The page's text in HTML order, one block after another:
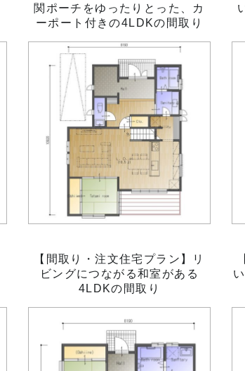
関ポーチをゆったりとった、カ
ーポート付きの4LDKの間取り
【間取り・注文住宅プラン】リ
ビングにつながる和室がある
4LDKの間取り